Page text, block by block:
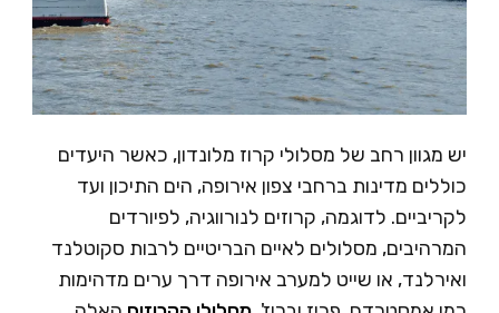
מגוון רחב של מסלולי קרוז מלונדון, כאשר היעדים
מדינות ברחבי צפון אירופה, הים התיכון ועד
לדוגמה, קרוזים לנורווגיה, לפיורדים
מסלולים לאיים הבריטיים לרבות סקוטלנד
או שייט למערב אירופה דרך ערים מדהימות